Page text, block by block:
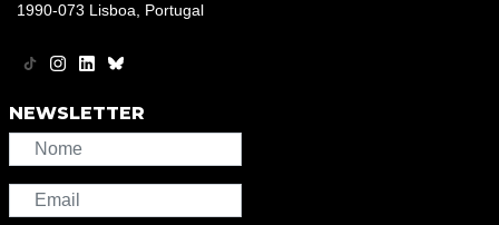
1990-073 Lisboa, Portugal
NEWSLETTER